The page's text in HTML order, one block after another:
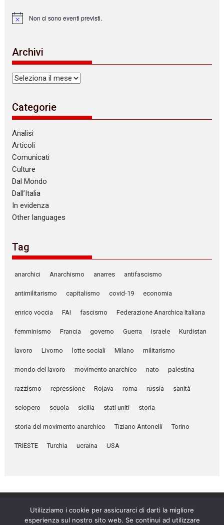
N
c
e
Non ci sono eventi previsti.
Archivi
Archivi
Categorie
Analisi
Articoli
Comunicati
Culture
Dal Mondo
Dall’Italia
In evidenza
Other languages
Tag
anarchici Anarchismo anarres antifascismo
antimilitarismo capitalismo covid-19 economia
enrico voccia FAI fascismo Federazione Anarchica Italiana
femminismo Francia governo Guerra israele Kurdistan
lavoro Livorno lotte sociali Milano militarismo
mondo del lavoro movimento anarchico nato palestina
razzismo repressione Rojava roma russia sanità
sciopero scuola sicilia stati uniti storia
storia del movimento anarchico Tiziano Antonelli Torino
TRIESTE Turchia ucraina USA
Utilizziamo i cookie per assicurarci di darti la migliore
esperienza sul nostro sito web. Se continui ad utilizzare